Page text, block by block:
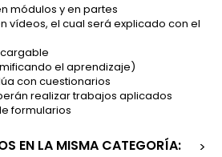
módulos y en partes
vídeos, el cual será explicado con el
el aprendizaje)
con cuestionarios
realizar trabajos aplicados
formularios
EN LA MISMA CATEGORÍA:
>